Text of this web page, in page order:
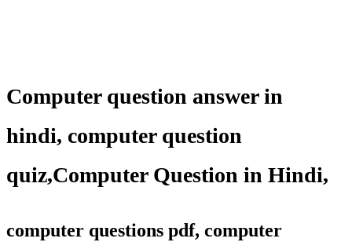
Computer question answer in
hindi, computer question
quiz,Computer Question in Hindi,
computer questions pdf, computer